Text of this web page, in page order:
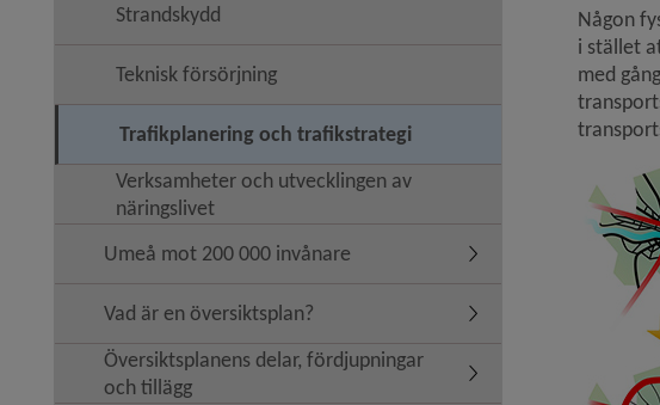
Strandskydd
Teknisk försörjning
Trafikplanering och trafikstrategi
Verksamheter och utvecklingen av
näringslivet
Umeå mot 200 000 invånare
Undermeny för Umeå mot
Vad är en översiktsplan? Undermeny för Vad är en
Översiktsplanens delar, fördjupningar
och tillägg
Undermeny för
Någon
i stället
med